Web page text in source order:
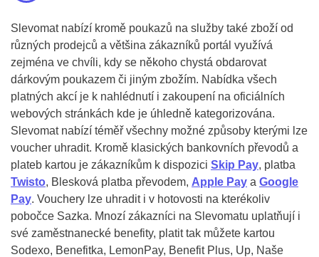
Slevomat nabízí kromě poukazů na služby také zboží od
různých prodejců a většina zákazníků portál využívá
zejména ve chvíli, kdy se někoho chystá obdarovat
dárkovým poukazem či jiným zbožím. Nabídka všech
platných akcí je k nahlédnutí i zakoupení na oficiálních
webových stránkách kde je úhledně kategorizována.
Slevomat nabízí téměř všechny možné způsoby kterými lze
voucher uhradit. Kromě klasických bankovních převodů a
plateb kartou je zákazníkům k dispozici Skip Pay, platba
Twisto, Blesková platba převodem, Apple Pay a Google
Pay. Vouchery lze uhradit i v hotovosti na kterékoliv
pobočce Sazka. Mnozí zákazníci na Slevomatu uplatňují i
své zaměstnanecké benefity, platit tak můžete kartou
Sodexo, Benefitka, LemonPay, Benefit Plus, Up, Naše